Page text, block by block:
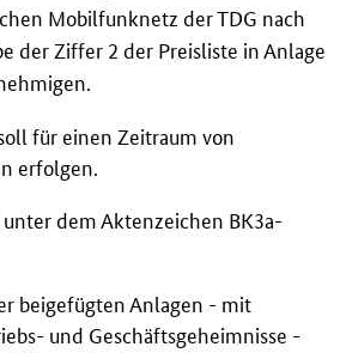
Mobilfunknetz der TDG nach
der Ziffer 2 der Preisliste in Anlage
für einen Zeitraum von
erfolgen.
dem Aktenzeichen BK3a-
beigefügten Anlagen - mit
und Geschäftsgeheimnisse -